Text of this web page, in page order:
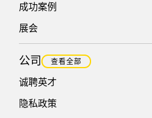
成功案例
展会
公司 查看全部
诚聘英才
隐私政策